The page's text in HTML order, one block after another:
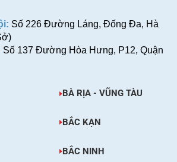
Số 226 Đường Láng, Đống Đa, Hà
Số 137 Đường Hòa Hưng, P12, Quận
BÀ RỊA - VŨNG TÀU
BẮC KẠN
BẮC NINH